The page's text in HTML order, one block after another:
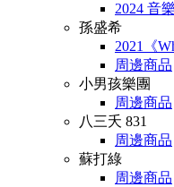
2024 音
孫盛希
2021《
周邊商品
小男孩樂團
周邊商品
八三夭 831
周邊商品
蘇打綠
周邊商品